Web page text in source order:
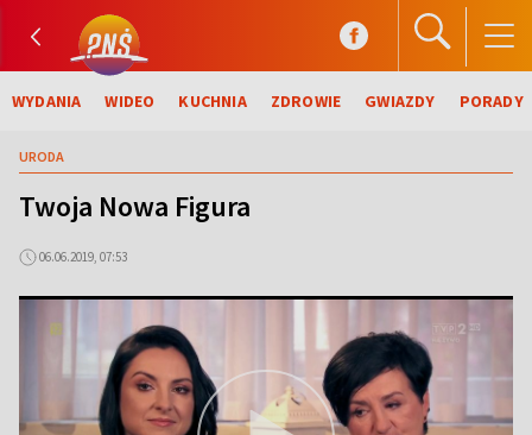
WYDANIA WIDEO KUCHNIA ZDROWIE GWIAZDY PORADY
URODA
Twoja Nowa Figura
06.06.2019, 07:53